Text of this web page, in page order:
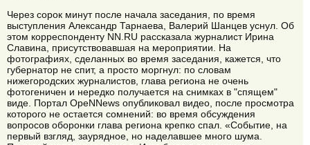
Через сорок минут после начала заседания, по время
выступления Александр Тарнаева, Валерий Шанцев уснул. Об
этом корреспонденту NN.RU рассказала журналист Ирина
Славина, присутствовавшая на мероприятии. На
фотографиях, сделанных во время заседания, кажется, что
губернатор не спит, а просто моргнул: по словам
нижегородских журналистов, глава региона не очень
фотогеничен и нередко получается на снимках в "спящем"
виде. Портал OpeNNews опубликовал видео, после просмотра
которого не остается сомнений: во время обсуждения
вопросов оборонки глава региона крепко спал. «Событие, на
первый взгляд, заурядное, но наделавшее много шума.